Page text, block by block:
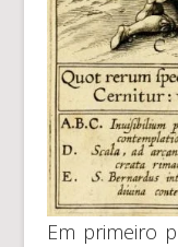
Em primeiro